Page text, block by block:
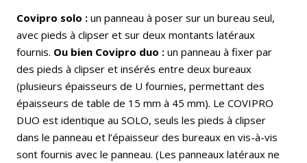
Covipro solo : un panneau à poser sur un bureau seul,
avec pieds à clipser et sur deux montants latéraux
fournis. Ou bien Covipro duo : un panneau à fixer par
des pieds à clipser et insérés entre deux bureaux
(plusieurs épaisseurs de U fournies, permettant des
épaisseurs de table de 15 mm à 45 mm). Le COVIPRO
DUO est identique au SOLO, seuls les pieds à clipser
dans le panneau et l’épaisseur des bureaux en vis-à-vis
sont fournis avec le panneau. (Les panneaux latéraux ne